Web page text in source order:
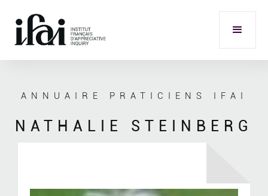
ANNUAIRE PRATICIENS IFAI
NATHALIE STEINBERG